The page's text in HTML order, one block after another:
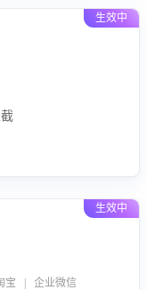
生效中
生效中
| 企业微信